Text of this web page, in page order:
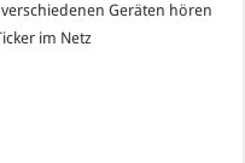
Geräten hören
im Netz